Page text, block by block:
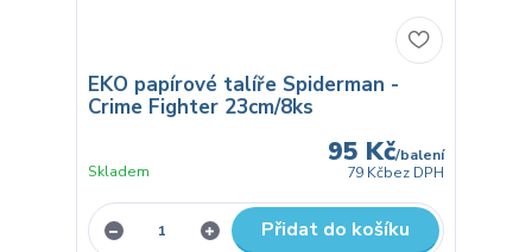
EKO papírové talíře Spiderman -
Crime Fighter 23cm/8ks
95 Kč/balení
79 Kčbez DPH
Skladem
Přidat do košíku